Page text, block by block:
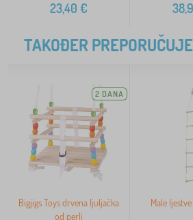
23,40 €
TAKOĐER
2 DANA
Bigjigs Toys drvena ljuljačka
od perli
Male